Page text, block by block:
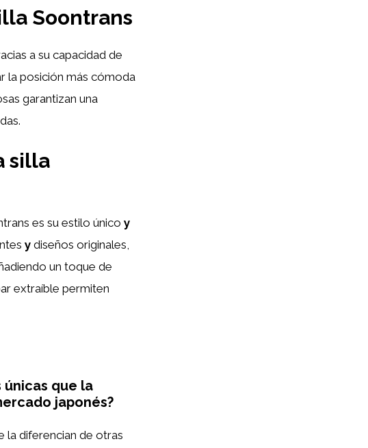
Soontrans
a su capacidad de
la posición más cómoda
garantizan una
silla
es su estilo único y
y diseños originales,
un toque de
extraíble permiten
que la
japonés?
la diferencian de otras